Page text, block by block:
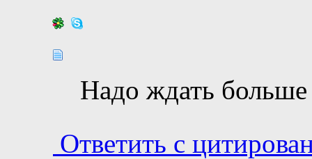
Надо ждать
Ответить с